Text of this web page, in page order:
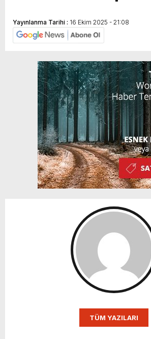
Yayınlanma Tarihi : 16 Ekim 2025 - 21:08
TÜM YAZILARI